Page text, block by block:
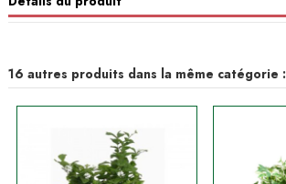
16 autres produits dans la même catégorie :